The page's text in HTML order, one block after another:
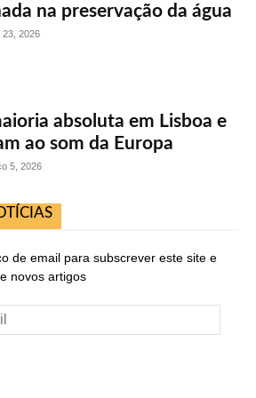
na preservação da água
23, 2026
absoluta em Lisboa e
ao som da Europa
5, 2026
de email para subscrever este site e
novos artigos